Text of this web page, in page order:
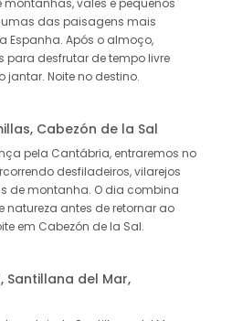
montanhas, vales e pequenos
das paisagens mais
Espanha. Após o almoço,
para desfrutar de tempo livre
Noite no destino.
Cabezón de la Sal
pela Cantábria, entraremos no
desfiladeiros, vilarejos
de montanha. O dia combina
natureza antes de retornar ao
em Cabezón de la Sal.
Santillana del Mar,